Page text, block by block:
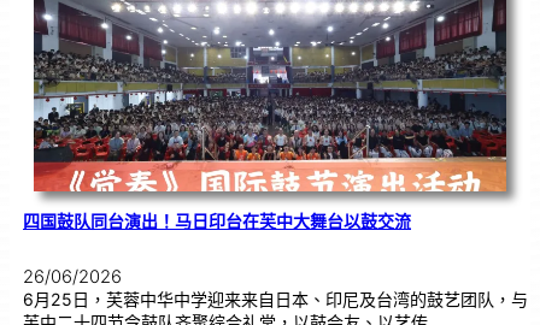
赛
金
牌
！
四国鼓队同台演出！马日印台在芙中大舞台以鼓交流
26/06/2026
6月25日，芙蓉中华中学迎来来自日本、印尼及台湾的鼓艺团队，与